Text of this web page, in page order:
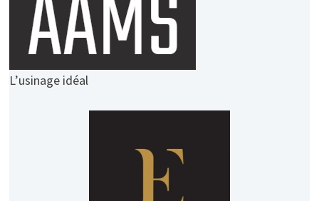
L’usinage idéal